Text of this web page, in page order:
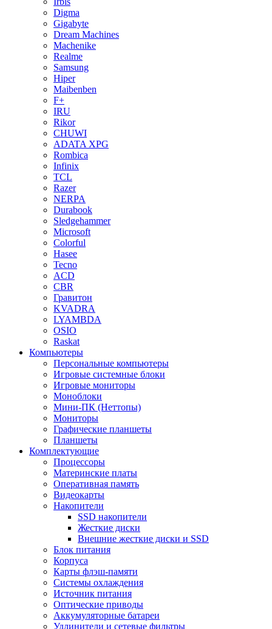
Digma
Gigabyte
Dream Machines
Machenike
Realme
Samsung
Hiper
Maibenben
F+
IRU
Rikor
CHUWI
ADATA XPG
Rombica
Infinix
TCL
Razer
NERPA
Durabook
Sledgehammer
Microsoft
Colorful
Hasee
Tecno
ACD
CBR
Гравитон
KVADRA
LYAMBDA
OSIO
Raskat
Компьютеры
Персональные компьютеры
Игровые системные блоки
Игровые мониторы
Моноблоки
Мини-ПК (Неттопы)
Мониторы
Графические планшеты
Планшеты
Комплектующие
Процессоры
Материнские платы
Оперативная память
Видеокарты
Накопители
SSD накопители
Жесткие диски
Внешние жесткие диски и SSD
Блок питания
Корпуса
Карты флэш-памяти
Системы охлаждения
Источник питания
Оптические приводы
Аккумуляторные батареи
Удлинители и сетевые фильтры